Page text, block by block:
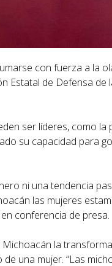
con fuerza a la
Estatal de Defensa de
ser líderes, como la
su capacidad para
ni una tendencia
las mujeres
conferencia de presa.
la
una mujer. “Las